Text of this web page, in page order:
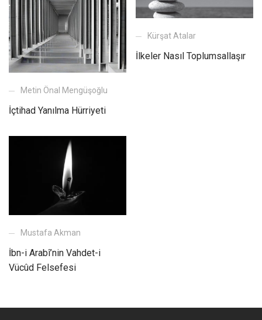
Metin Önal Mengüşoğlu
İçtihad Yanılma Hürriyeti
Kürşat Atalar
İlkeler Nasıl Toplumsallaşır
Mustafa Akman
İbn-i Arabî’nin Vahdet-i
Vücûd Felsefesi